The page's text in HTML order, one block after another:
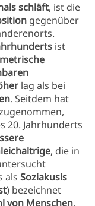
schläft, ist die
gegenüber
ist
lag als bei
. Seitdem hat
20. Jahrhunderts
, die in
als Soziakusis
) bezeichnet
von Menschen,